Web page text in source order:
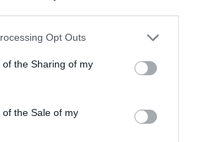
Opt Outs
the Sharing of my
the Sale of my